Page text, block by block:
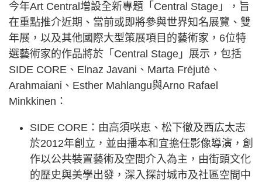
今年Art Central增設全新專題「Central Stage」，旨
在重點推介近期、當前或即將參與世界知名展覽、雙
年展，以及其他國際大型策展項目的藝術家，6位特
選藝術家的作品將於「Central Stage」展示，包括
SIDE CORE、Elnaz Javani、Marta Frėjutė、
Arahmaiani、Esther Mahlangu與Arno Rafael
Minkkinen：
SIDE CORE：由高須咲恵、松下徹及西広太志
於2012年創立，並由播本和宜擔任影像導演，創
作以公共裝置藝術及空間介入為主，由街頭文化
的歷史與美學出發，深入探討城市及社區空間中